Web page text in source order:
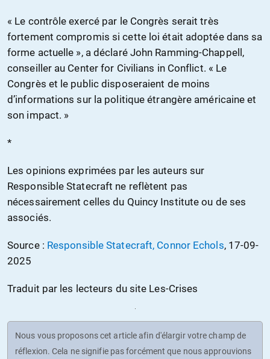
« Le contrôle exercé par le Congrès serait très
fortement compromis si cette loi était adoptée dans sa
forme actuelle », a déclaré John Ramming-Chappell,
conseiller au Center for Civilians in Conflict. « Le
Congrès et le public disposeraient de moins
d’informations sur la politique étrangère américaine et
son impact. »
*
Les opinions exprimées par les auteurs sur
Responsible Statecraft ne reflètent pas
nécessairement celles du Quincy Institute ou de ses
associés.
Source : Responsible Statecraft, Connor Echols, 17-09-
2025
Traduit par les lecteurs du site Les-Crises
Nous vous proposons cet article afin d'élargir votre champ de
réflexion. Cela ne signifie pas forcément que nous approuvions